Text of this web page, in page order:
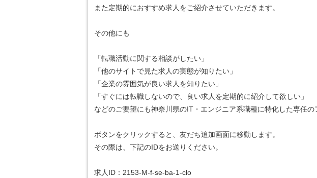
また定期的におすすめ求人をご紹介させていただきます。
その他にも
「転職活動に関する相談がしたい」
「他のサイトで見た求人の実態が知りたい」
「企業の雰囲気が良い求人を知りたい」
「すぐには転職しないので、良い求人を定期的に紹介して欲しい」
などのご要望にも神奈川県のIT・エンジニア系職種に特化した専任
ボタンをクリックすると、友だち追加画面に移動します。
その際は、下記のIDをお送りください。
求人ID：2153-M-f-se-ba-1-clo